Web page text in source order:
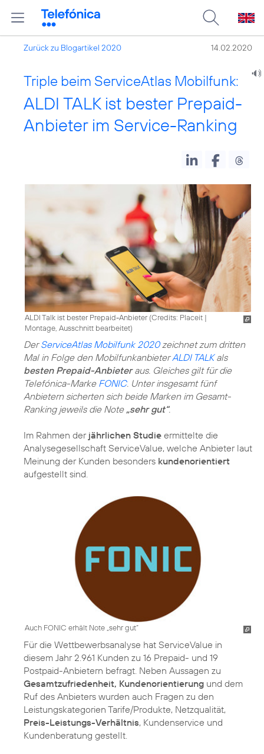
Zurück zu Blogartikel 2020 14.02.2020
Triple beim ServiceAtlas Mobilfunk:
ALDI TALK ist bester Prepaid-
Anbieter im Service-Ranking
ALDI Talk ist bester Prepaid-Anbieter (Credits: Placeit |
Montage, Ausschnitt bearbeitet)
DerServiceAtlas Mobilfunk 2020zeichnet zum dritten
Mal in Folge den MobilfunkanbieterALDI TALKals
besten Prepaid-Anbieteraus. Gleiches gilt für die
Telefónica-Marke FONIC. Unter insgesamt fünf
Anbietern sicherten sich beide Marken im Gesamt-
Ranking jeweils die Note „sehr gut“.
Im Rahmen der jährlichen Studie ermittelte die
Analysegesellschaft ServiceValue, welche Anbieter laut
Meinung der Kunden besonders kundenorientiert
aufgestellt sind.
Auch FONIC erhält Note „sehr gut“
Für die Wettbewerbsanalyse hat ServiceValue in
diesem Jahr 2.961 Kunden zu 16 Prepaid- und 19
Postpaid-Anbietern befragt. Neben Aussagen zu
Gesamtzufriedenheit, Kundenorientierung und dem
Ruf des Anbieters wurden auch Fragen zu den
Leistungskategorien Tarife/Produkte, Netzqualität,
Preis-Leistungs-Verhältnis, Kundenservice und
Kundenberatung gestellt.